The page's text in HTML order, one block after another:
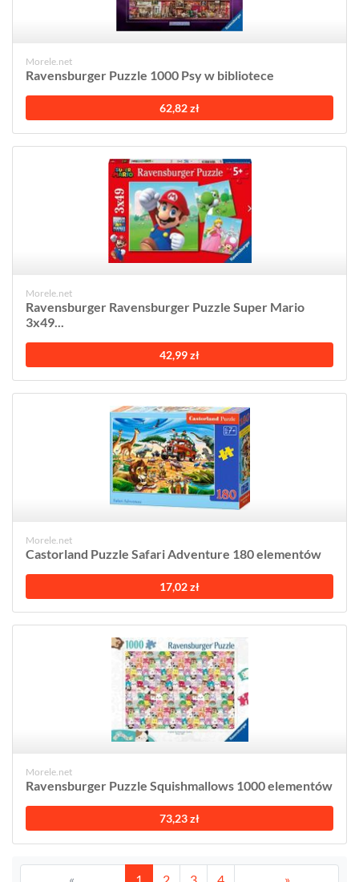
Morele.net
Ravensburger Puzzle 1000 Psy w bibliotece
62,82 zł
Morele.net
Ravensburger Ravensburger Puzzle Super Mario
3x49...
42,99 zł
Morele.net
Castorland Puzzle Safari Adventure 180 elementów
17,02 zł
Morele.net
Ravensburger Puzzle Squishmallows 1000 elementów
73,23 zł